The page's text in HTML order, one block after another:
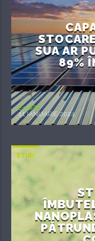
SUA AR
89%
EcoFM
11 IANUARIE 2024
ȘTIRI